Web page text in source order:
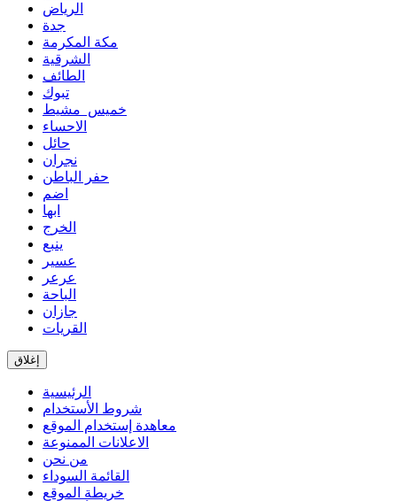
الرياض
جدة
مكة المكرمة
الشرقية
الطائف
تبوك
خميس مشيط
الاحساء
حائل
نجران
حفر الباطن
اضم
ابها
الخرج
ينبع
عسير
عرعر
الباحة
جازان
القريات
إغلاق
الرئيسية
شروط الأستخدام
معاهدة إستخدام الموقع
الاعلانات الممنوعة
من نحن
القائمة السوداء
خريطة الموقع